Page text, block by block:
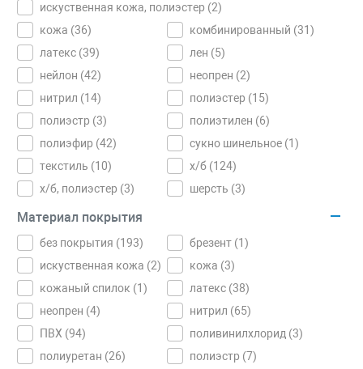
искуственная кожа, полиэстер (2)
кожа (36) комбинированный (31)
латекс (39) лен (5)
нейлон (42) неопрен (2)
нитрил (14) полиэстер (15)
полиэстр (3) полиэтилен (6)
полиэфир (42) сукно шинельное (1)
текстиль (10) х/б (124)
х/б, полиэстер (3) шерсть (3)
Материал покрытия
без покрытия (193) брезент (1)
искуственная кожа (2) кожа (3)
кожаный спилок (1 ) латекс (38)
неопрен (4) нитрил (65)
ПВХ (94) поливинилхлорид (3)
полиуретан (26) полиэстр (7)